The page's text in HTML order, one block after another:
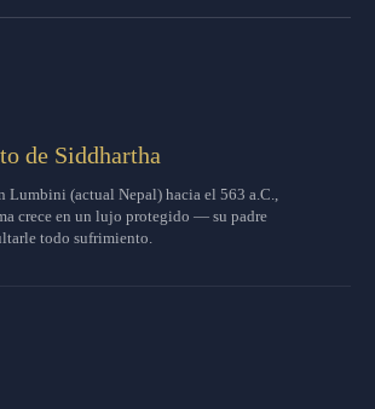
de Siddhartha
Lumbini (actual Nepal) hacia el 563 a.C.,
crece en un lujo protegido — su padre
todo sufrimiento.